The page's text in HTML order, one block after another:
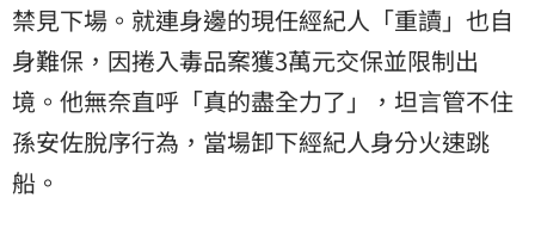
禁見下場。就連身邊的現任經紀人「重讀」也自
身難保，因捲入毒品案獲3萬元交保並限制出
境。他無奈直呼「真的盡全力了」，坦言管不住
孫安佐脫序行為，當場卸下經紀人身分火速跳
船。